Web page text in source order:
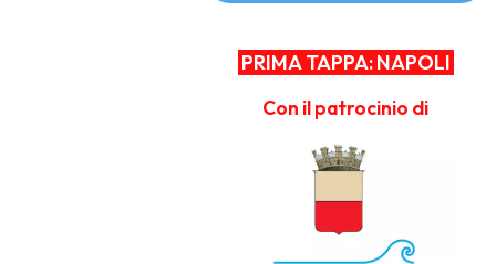
PRIMA TAPPA: NAPOLI
Con il patrocinio di